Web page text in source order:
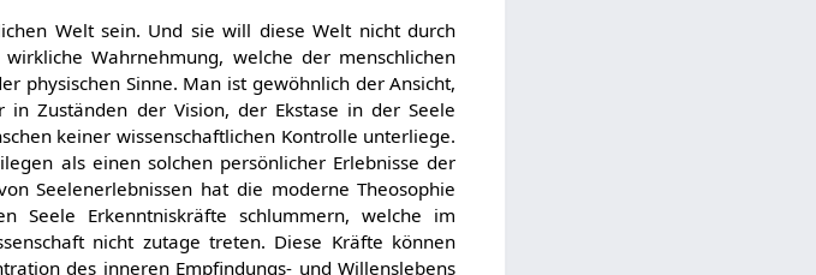
Welt sein. Und sie will diese Welt nicht durch
Wahrnehmung, welche der menschlichen
physischen Sinne. Man ist gewöhnlich der Ansicht,
Zuständen der Vision, der Ekstase in der Seele
keiner wissenschaftlichen Kontrolle unterliege.
als einen solchen persönlicher Erlebnisse der
Seelenerlebnissen hat die moderne Theosophie
Seele Erkenntniskräfte schlummern, welche im
nicht zutage treten. Diese Kräfte können
des inneren Empfindungs- und Willenslebens